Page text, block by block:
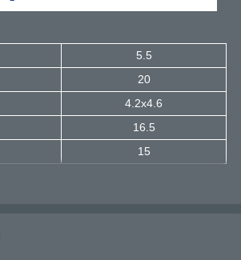
5.5
20
4.2x4.6
16.5
15